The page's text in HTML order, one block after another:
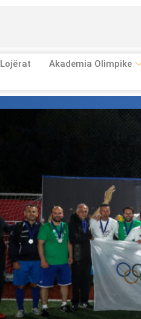
Lojërat Akademia Olimpike